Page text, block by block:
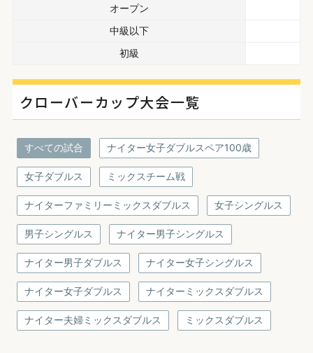
オープン
中級以下
初級
クローバーカップ大会一覧
すべての試合 ナイター女子ダブルスペア100歳
女子ダブルス ミックスチーム戦
ナイターファミリーミックスダブルス 女子シングルス
男子シングルス ナイター男子シングルス
ナイター男子ダブルス ナイター女子シングルス
ナイター女子ダブルス ナイターミックスダブルス
ナイター夫婦ミックスダブルス ミックスダブルス